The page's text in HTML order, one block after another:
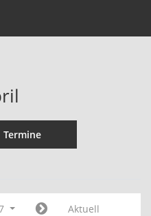
Termine
Aktuell